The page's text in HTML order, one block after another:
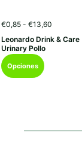
€0,85 - €13,60
precios:
Leonardo Drink & Care
Urinary Pollo
Opciones
Este
producto
opciones